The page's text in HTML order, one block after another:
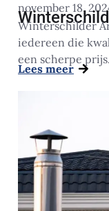
november 18,
Winterschilder
iedereen die
een scherpe
Lees meer